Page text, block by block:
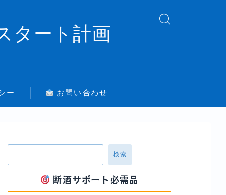
タート計画
ー お問い合わせ
検索
断酒サポート必需品